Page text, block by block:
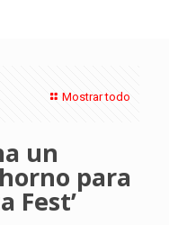
Mostrar todo
un
para
Fest’